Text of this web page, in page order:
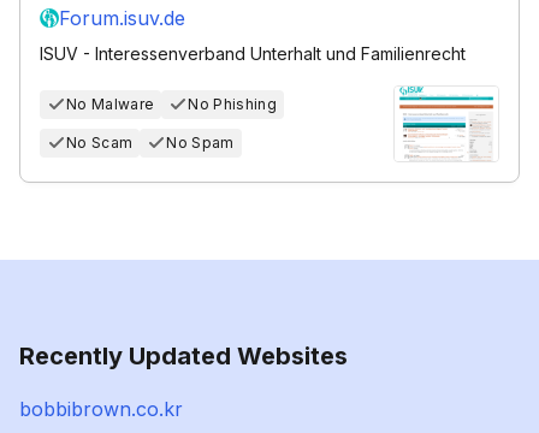
Forum.isuv.de
ISUV - Interessenverband Unterhalt und Familienrecht
No Malware No Phishing
No Scam No Spam
Recently Updated Websites
bobbibrown.co.kr